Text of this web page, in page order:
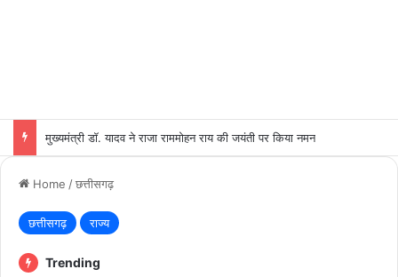
मुख्यमंत्री डॉ. यादव ने राजा राममोहन राय की जयंती पर किया नमन
Home /छत्तीसगढ़
छत्तीसगढ़ राज्य
Trending